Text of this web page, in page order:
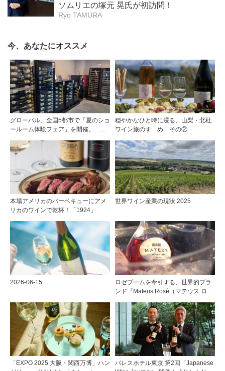
ソムリエの塚元 晃氏が初訪問！
Ryo TAMURA
今、あなたにオススメ
グローバル、全国5都市で「夏のショ
ールーム体験フェア」を開催。 ワ
験！！
穏やかなひと時に浸る、山梨・北杜
ワイン旅のすゝめ その②
本場アメリカのバーベキューにアメ
リカのワインで乾杯！「1924」
世界ワイン産業の現状 2025
2026-06-15
ロゼブームを牽引する、世界的ブラ
ンド『Mateus Rosé（マテウス ロ
「EXPO 2025 大阪・関西万博」ハン
パレスホテル東京 第2回「Japanese